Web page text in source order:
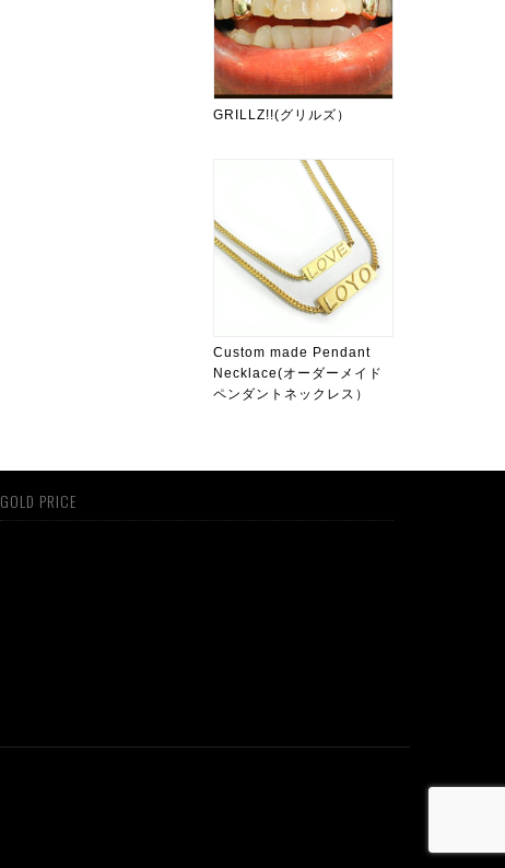
GRILLZ!!(グリルズ）
Custom made Pendant
Necklace(オーダーメイド
ペンダントネックレス）
GOLD PRICE